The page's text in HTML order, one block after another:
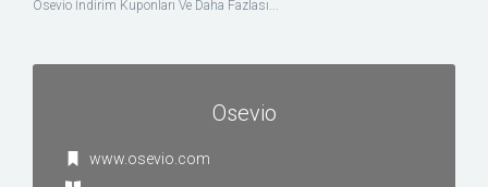
Osevio İndirim Kuponları Ve Daha Fazlası...
Osevio
www.osevio.com